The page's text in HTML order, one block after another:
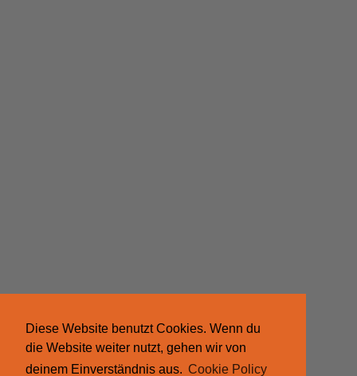
Diese Website benutzt Cookies. Wenn du
die Website weiter nutzt, gehen wir von
deinem Einverständnis aus. Cookie Policy